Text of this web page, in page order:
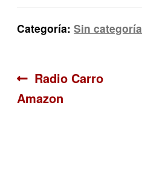
Categoría:Sin categoría
Navegación
de
Anterior:
Radio Carro
Amazon